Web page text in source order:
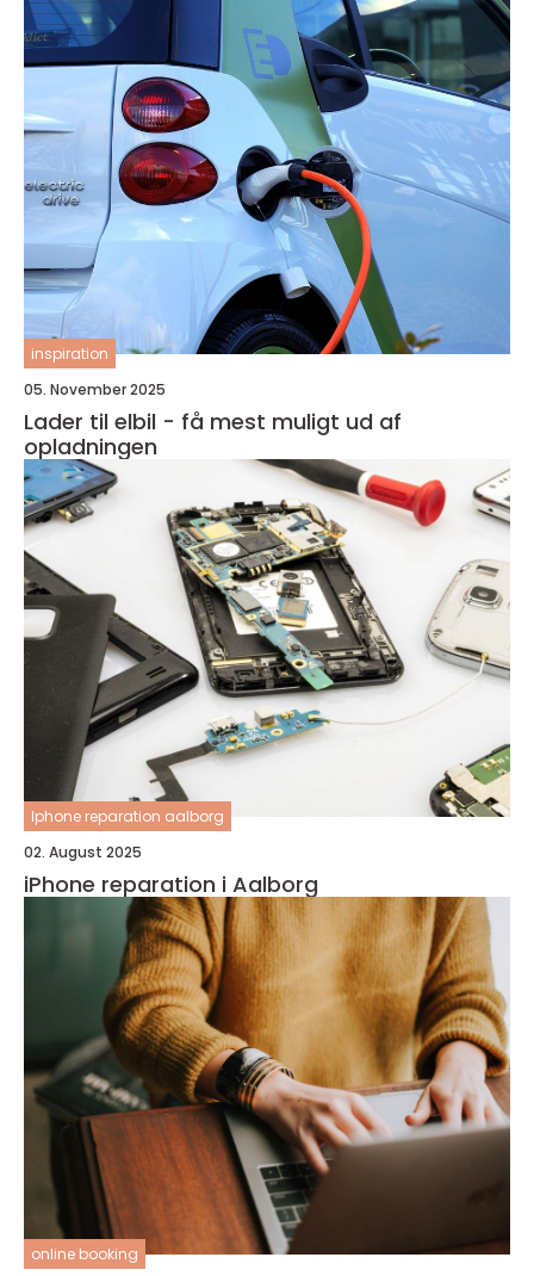
inspiration
05. November 2025
Lader til elbil - få mest muligt ud af
opladningen
Iphone reparation aalborg
02. August 2025
iPhone reparation i Aalborg
online booking